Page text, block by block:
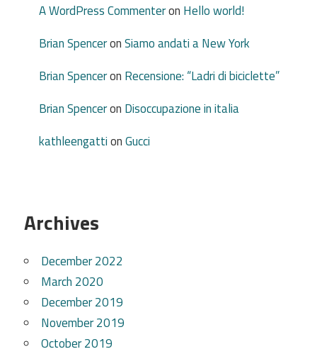
A WordPress Commenteron Hello world!
Brian SpenceronSiamo andati a New York
Brian Spenceron Recensione: “Ladri di biciclette”
Brian Spenceron Disoccupazione in italia
kathleengattionGucci
Archives
December 2022
March 2020
December 2019
November 2019
October 2019